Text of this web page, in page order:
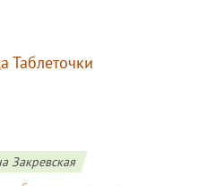
Таблеточки
Закревская